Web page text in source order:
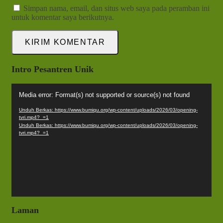
Simpan nama, email, dan situs web saya pada peramban ini
untuk komentar saya berikutnya.
Intro Pesantren Unik
Media error: Format(s) not supported or source(s) not found
Unduh Berkas: https://www.bumiqu.org/wp-content/uploads/2026/03/opening-
tvri.mp4?_=1
Unduh Berkas: https://www.bumiqu.org/wp-content/uploads/2026/03/opening-
tvri.mp4?_=1
Laman